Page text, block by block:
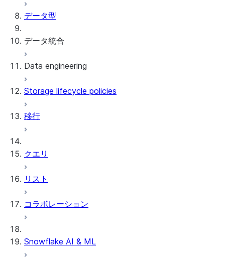
データ型
データ統合
Snowflake Openflow
Apache Iceberg™
Data engineering
データのロード
DCM Projects
Snowflakeでのdbtプロジェクト
Storage lifecycle policies
移行
クエリ
リスト
コラボレーション
Snowflake AI & ML